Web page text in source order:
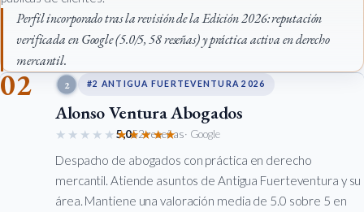
Perfil incorporado tras la revisión de la Edición 2026: reputación
verificada en Google (5.0/5, 58 reseñas) y práctica activa en derecho
mercantil.
02 2 #2 ANTIGUA FUERTEVENTURA 2026
Alonso Ventura Abogados
★★★★★★★★★★
5,052 reseñas· Google
Despacho de abogados con práctica en derecho
mercantil. Atiende asuntos de Antigua Fuerteventura y su
área. Mantiene una valoración media de 5.0 sobre 5 en